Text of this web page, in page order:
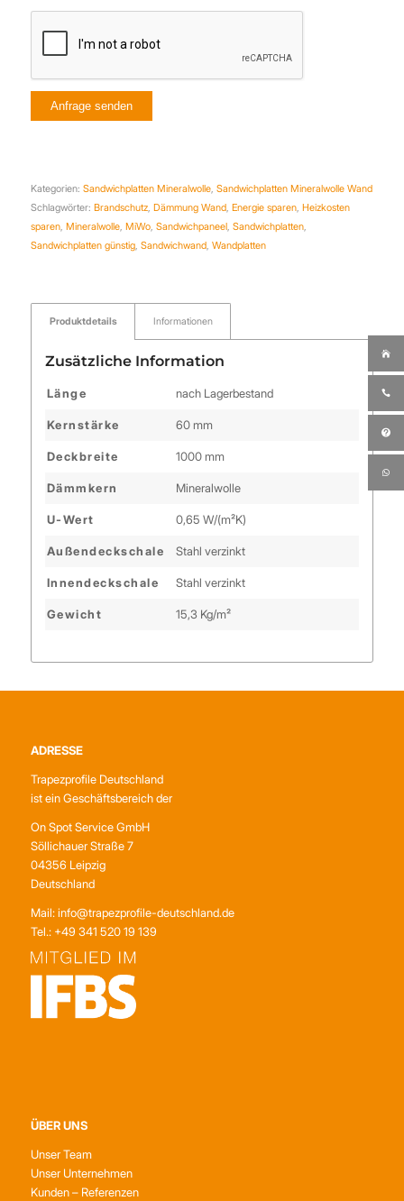
Kategorien: Sandwichplatten Mineralwolle, Sandwichplatten Mineralwolle Wand
Schlagwörter: Brandschutz, Dämmung Wand, Energie sparen, Heizkosten
sparen, Mineralwolle, MiWo, Sandwichpaneel, Sandwichplatten,
Sandwichplatten günstig, Sandwichwand, Wandplatten
Produktdetails Informationen
Zusätzliche Information
Länge nach Lagerbestand
Kernstärke 60 mm
Deckbreite 1000 mm
Dämmkern Mineralwolle
U-Wert 0,65 W/(m²K)
Außendeckschale Stahl verzinkt
Innendeckschale Stahl verzinkt
Gewicht 15,3 Kg/m²
ADRESSE
Trapezprofile Deutschland
ist ein Geschäftsbereich der
On Spot Service GmbH
Söllichauer Straße 7
04356 Leipzig
Deutschland
Mail: info@trapezprofile-deutschland.de
Tel.: +49 341 520 19 139
ÜBER UNS
Unser Team
Unser Unternehmen
Kunden – Referenzen